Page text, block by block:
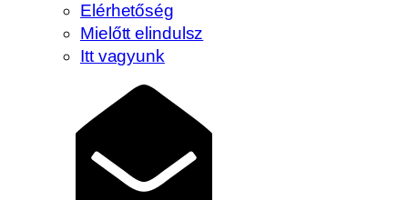
Elérhetőség
Mielőtt elindulsz
Itt vagyunk